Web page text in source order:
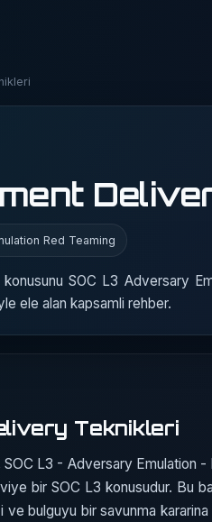
Red Teaming
SOC L3 Adversary
ele alan kapsamli rehber.
Teknikleri
L3 - Adversary Emulation -
bir SOC L3 konusudur. Bu
bulguyu bir savunma